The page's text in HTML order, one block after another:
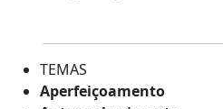
TEMAS
Aperfeiçoamento